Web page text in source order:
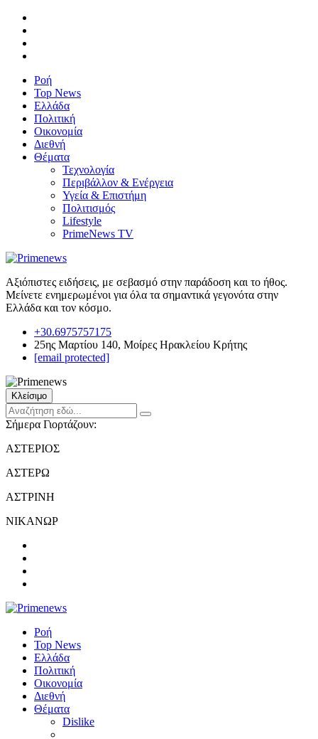
Ροή
Top News
Ελλάδα
Πολιτική
Οικονομία
Διεθνή
Θέματα
Τεχνολογία
Περιβάλλον & Ενέργεια
Υγεία & Επιστήμη
Πολιτισμός
Lifestyle
PrimeNews TV
Αξιόπιστες ειδήσεις, με σεβασμό στην παράδοση και το ήθος.
Μείνετε ενημερωμένοι για όλα τα σημαντικά γεγονότα στην
Ελλάδα και τον κόσμο.
+30.6975757175
25ης Μαρτίου 140, Μοίρες Ηρακλείου Κρήτης
[email protected]
Κλείσιμο
Σήμερα Γιορτάζουν:
ΑΣΤΕΡΙΟΣ
ΑΣΤΕΡΩ
ΑΣΤΡΙΝΗ
ΝΙΚΑΝΩΡ
Ροή
Top News
Ελλάδα
Πολιτική
Οικονομία
Διεθνή
Θέματα
Dislike